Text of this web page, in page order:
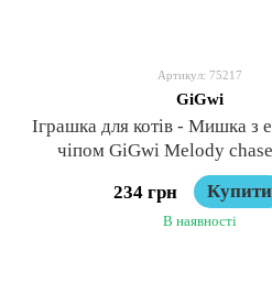
Артикул: 75217
GiGwi
Іграшка для котів - Мишка з
чіпом GiGwi Melody
234 грн
Купити
В наявності